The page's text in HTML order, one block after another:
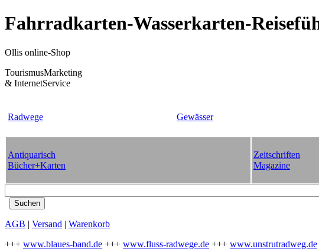
Fahrradkarten-Wasserkarten-
Ollis online-Shop
TourismusMarketing
& InternetService
Radwege Gewässer
Antiquarisch
Bücher+Karten
Zeitschriften
Magazine
AGB | Versand | Warenkorb
+++ www.blaues-band.de +++ www.fluss-radwege.de +++ www.unstrutradweg.de